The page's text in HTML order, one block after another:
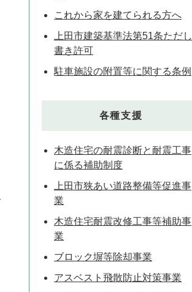
これから家を建てられる方へ
上田市建築基準法第51条ただし
書き許可
駐車施設の附置等に関する条例
各種支援
木造住宅の耐震診断と耐震工事
に係る補助制度
上田市狭あい道路整備等促進事
業
木造住宅耐震改修工事等補助事
業
ブロック塀等除却事業
アスベスト飛散防止対策事業